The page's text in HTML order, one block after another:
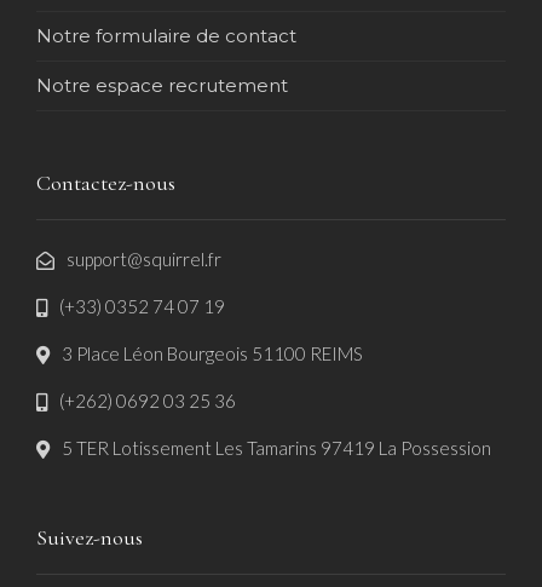
Notre formulaire de contact
Notre espace recrutement
Contactez-nous
support@squirrel.fr
(+33) 0352 74 07 19
3 Place Léon Bourgeois 51100 REIMS
(+262) 0692 03 25 36
5 TER Lotissement Les Tamarins 97419 La Possession
Suivez-nous